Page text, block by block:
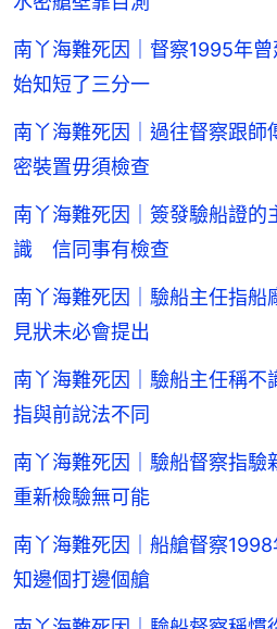
南丫海難死因｜督察1995年
始知短了三分一
南丫海難死因｜過往督察跟
密裝置毋須檢查
南丫海難死因｜簽發驗船證的
識 信同事有檢查
南丫海難死因｜驗船主任指
見狀未必會提出
南丫海難死因｜驗船主任稱
指與前說法不同
南丫海難死因｜驗船督察指
重新檢驗無可能
南丫海難死因｜船艙督察
知邊個打邊個艙